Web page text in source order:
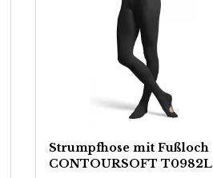
Strumpfhose mit Fußloch
CONTOURSOFT T0982L